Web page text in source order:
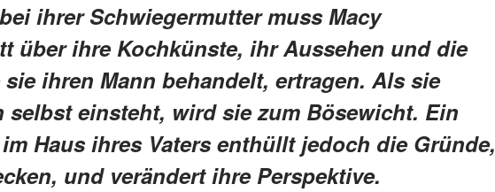
ihrer Schwiegermutter muss Macy
über ihre Kochkünste, ihr Aussehen und die
ihren Mann behandelt, ertragen. Als sie
einsteht, wird sie zum Bösewicht. Ein
Haus ihres Vaters enthüllt jedoch die Gründe,
und verändert ihre Perspektive.